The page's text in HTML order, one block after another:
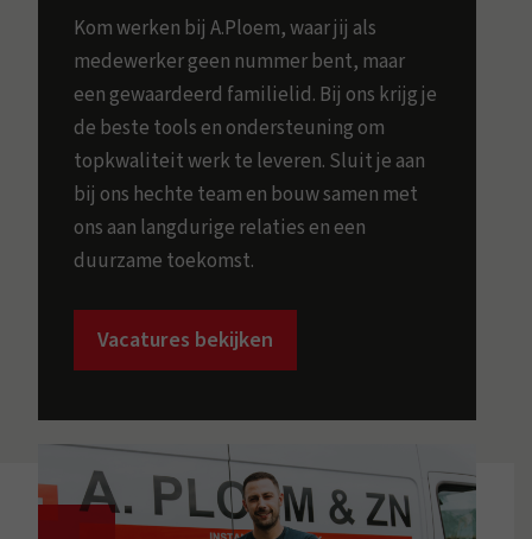
Kom werken bij A.Ploem, waar jij als
medewerker geen nummer bent, maar
een gewaardeerd familielid. Bij ons krijg je
de beste tools en ondersteuning om
topkwaliteit werk te leveren. Sluit je aan
bij ons hechte team en bouw samen met
ons aan langdurige relaties en een
duurzame toekomst.
Vacatures bekijken